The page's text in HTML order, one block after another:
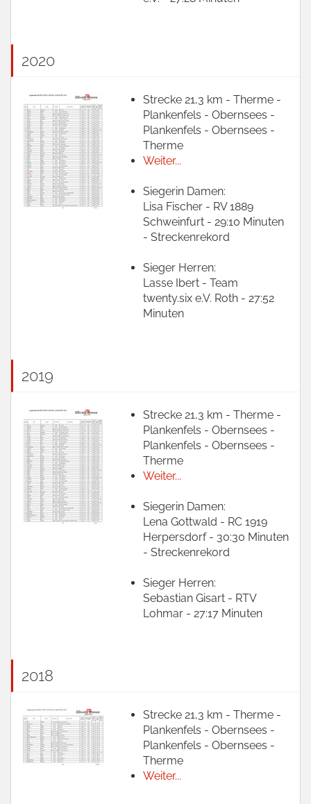
2020
Strecke 21,3 km - Therme -
Plankenfels - Obernsees -
Plankenfels - Obernsees -
Therme
Weiter...
Siegerin Damen:
Lisa Fischer - RV 1889
Schweinfurt - 29:10 Minuten
- Streckenrekord
Sieger Herren:
Lasse Ibert - Team
twenty.six e.V. Roth - 27:52
Minuten
2019
Strecke 21,3 km - Therme -
Plankenfels - Obernsees -
Plankenfels - Obernsees -
Therme
Weiter...
Siegerin Damen:
Lena Gottwald - RC 1919
Herpersdorf - 30:30 Minuten
- Streckenrekord
Sieger Herren:
Sebastian Gisart - RTV
Lohmar - 27:17 Minuten
2018
Strecke 21,3 km - Therme -
Plankenfels - Obernsees -
Plankenfels - Obernsees -
Therme
Weiter...